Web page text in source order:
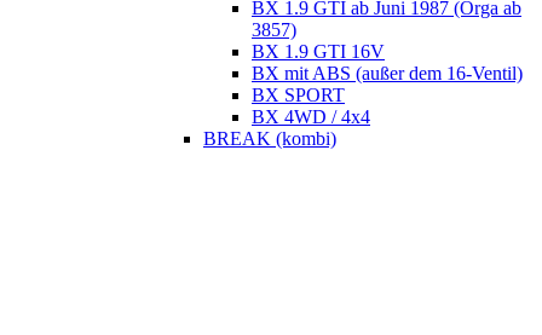
BX 1.9 GTI ab Juni 1987 (Orga ab
3857)
BX 1.9 GTI 16V
BX mit ABS (außer dem 16-Ventil)
BX SPORT
BX 4WD / 4x4
BREAK (kombi)